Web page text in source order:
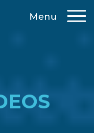
Menu